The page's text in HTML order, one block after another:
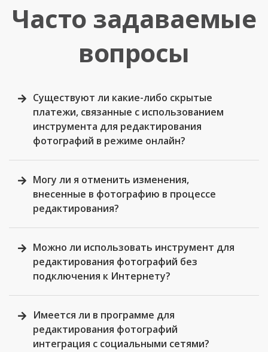
Часто задаваемые
вопросы
Существуют ли какие-либо скрытые
платежи, связанные с использованием
инструмента для редактирования
фотографий в режиме онлайн?
Могу ли я отменить изменения,
внесенные в фотографию в процессе
редактирования?
Можно ли использовать инструмент для
редактирования фотографий без
подключения к Интернету?
Имеется ли в программе для
редактирования фотографий
интеграция с социальными сетями?